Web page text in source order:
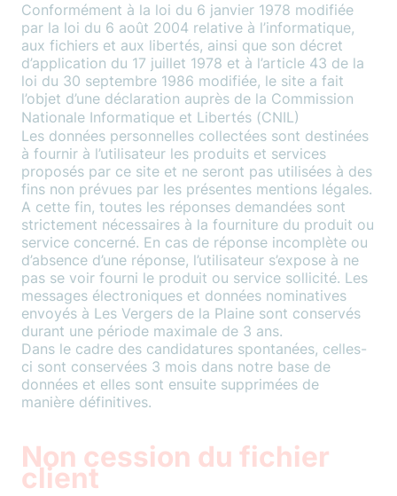
Conformément à la loi du 6 janvier 1978 modifiée
par la loi du 6 août 2004 relative à l’informatique,
aux fichiers et aux libertés, ainsi que son décret
d’application du 17 juillet 1978 et à l’article 43 de la
loi du 30 septembre 1986 modifiée, le site a fait
l’objet d’une déclaration auprès de la Commission
Nationale Informatique et Libertés (CNIL)
Les données personnelles collectées sont destinées
à fournir à l’utilisateur les produits et services
proposés par ce site et ne seront pas utilisées à des
fins non prévues par les présentes mentions légales.
A cette fin, toutes les réponses demandées sont
strictement nécessaires à la fourniture du produit ou
service concerné. En cas de réponse incomplète ou
d’absence d’une réponse, l’utilisateur s’expose à ne
pas se voir fourni le produit ou service sollicité. Les
messages électroniques et données nominatives
envoyés à Les Vergers de la Plaine sont conservés
durant une période maximale de 3 ans.
Dans le cadre des candidatures spontanées, celles-
ci sont conservées 3 mois dans notre base de
données et elles sont ensuite supprimées de
manière définitives.
Non cession du fichier
client